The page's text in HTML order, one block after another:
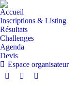
Accueil
Inscriptions & Listing
Résultats
Challenges
Agenda
Devis
Espace organisateur
La
La
La